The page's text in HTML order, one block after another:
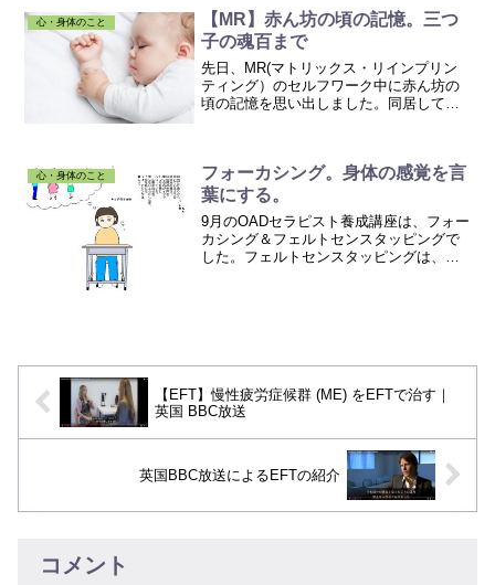
では、トラウマを抱えた帰還兵などにも
使われているテクニッ...
心・身体のこと
【MR】赤ん坊の頃の記憶。三つ
子の魂百まで
先日、MR(マトリックス・リインプリン
ティング）のセルフワーク中に赤ん坊の
頃の記憶を思い出しました。同居してい
ー！！！！赤ん坊なので、動ける...
心・身体のこと
フォーカシング。身体の感覚を言
葉にする。
9月のOADセラピスト養成講座は、フォー
カシング＆フェルトセンスタッピングで
した。フェルトセンスタッピングは、
【EFT】慢性疲労症候群 (ME) をEFTで治す｜
英国 BBC放送
英国BBC放送によるEFTの紹介
コメント